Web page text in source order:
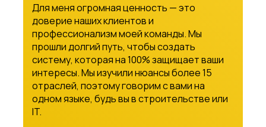
Для меня огромная ценность — это
доверие наших клиентов и
профессионализм моей команды. Мы
прошли долгий путь, чтобы создать
систему, которая на 100% защищает ваши
интересы. Мы изучили нюансы более 15
отраслей, поэтому говорим с вами на
одном языке, будь вы в строительстве или
IT.